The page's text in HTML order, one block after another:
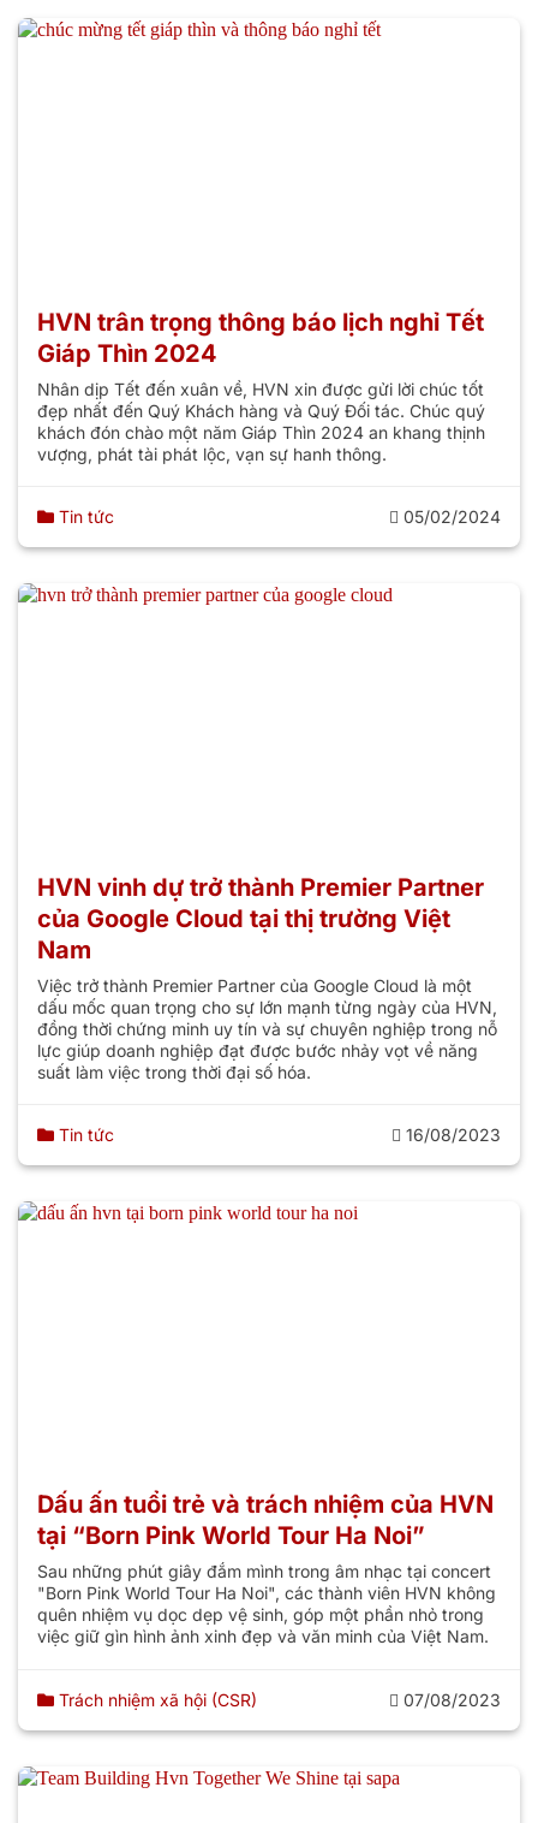
HVN trân trọng thông báo lịch nghỉ Tết
Giáp Thìn 2024
Nhân dịp Tết đến xuân về, HVN xin được gửi lời chúc tốt
đẹp nhất đến Quý Khách hàng và Quý Đối tác. Chúc quý
khách đón chào một năm Giáp Thìn 2024 an khang thịnh
vượng, phát tài phát lộc, vạn sự hanh thông.
Tin tức 05/02/2024
HVN vinh dự trở thành Premier Partner
của Google Cloud tại thị trường Việt
Nam
Việc trở thành Premier Partner của Google Cloud là một
dấu mốc quan trọng cho sự lớn mạnh từng ngày của HVN,
đồng thời chứng minh uy tín và sự chuyên nghiệp trong nỗ
lực giúp doanh nghiệp đạt được bước nhảy vọt về năng
suất làm việc trong thời đại số hóa.
Tin tức 16/08/2023
Dấu ấn tuổi trẻ và trách nhiệm của HVN
tại “Born Pink World Tour Ha Noi”
Sau những phút giây đắm mình trong âm nhạc tại concert
"Born Pink World Tour Ha Noi", các thành viên HVN không
quên nhiệm vụ dọc dẹp vệ sinh, góp một phần nhỏ trong
việc giữ gìn hình ảnh xinh đẹp và văn minh của Việt Nam.
Trách nhiệm xã hội (CSR) 07/08/2023